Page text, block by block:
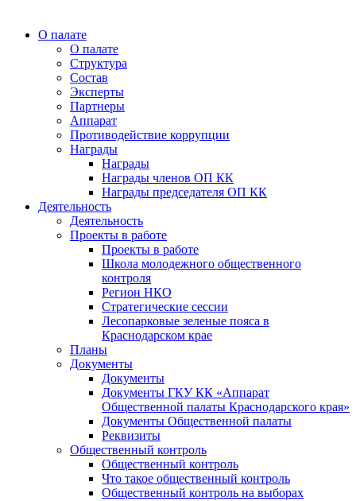
О палате
О палате
Структура
Состав
Эксперты
Партнеры
Аппарат
Противодействие коррупции
Награды
Награды
Награды членов ОП КК
Награды председателя ОП КК
Деятельность
Деятельность
Проекты в работе
Проекты в работе
Школа молодежного общественного
контроля
Регион НКО
Стратегические сессии
Лесопарковые зеленые пояса в
Краснодарском крае
Планы
Документы
Документы
Документы ГКУ КК «Аппарат
Общественной палаты Краснодарского края»
Документы Общественной палаты
Реквизиты
Общественный контроль
Общественный контроль
Что такое общественный контроль
Общественный контроль на выборах